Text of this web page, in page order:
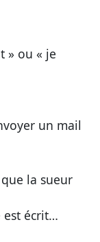
» ou « je
un mail
que la sueur
est écrit…